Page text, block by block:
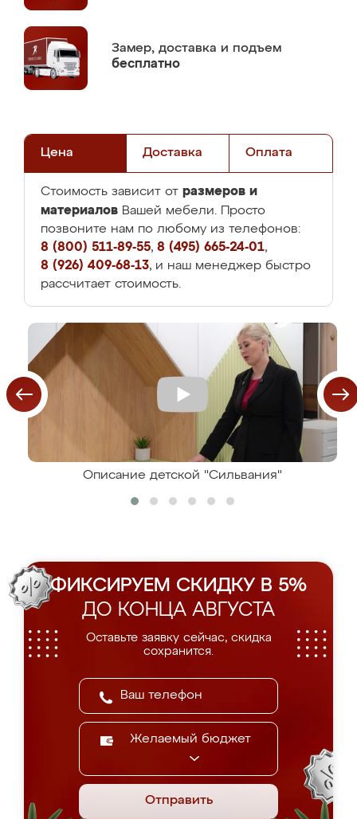
Замер, доставка и подъем
бесплатно
Цена Доставка Оплата
Стоимость зависит от размеров и
материалов Вашей мебели. Просто
позвоните нам по любому из телефонов:
8 (800) 511-89-55, 8 (495) 665-24-01,
8 (926) 409-68-13, и наш менеджер быстро
рассчитает стоимость.
Описание детской "Сильвания"
ФИКСИРУЕМ СКИДКУ В 5%
ДО КОНЦА АВГУСТА
Оставьте заявку сейчас, скидка
сохранится.
Желаемый бюджет
Отправить